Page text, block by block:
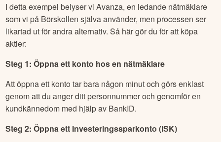
I detta exempel belyser vi Avanza, en ledande nätmäklare
som vi på Börskollen själva använder, men processen ser
likartad ut för andra alternativ. Så här gör du för att köpa
aktier:
Steg 1: Öppna ett konto hos en nätmäklare
Att öppna ett konto tar bara någon minut och görs enklast
genom att du anger ditt personnummer och genomför en
kundkännedom med hjälp av BankID.
Steg 2: Öppna ett Investeringssparkonto (ISK)